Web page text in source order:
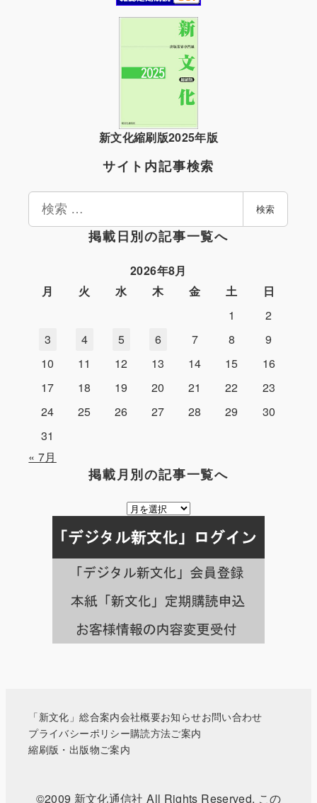
新文化縮刷版2025年版
サイト内記事検索
検
検索
掲載日別の記事一覧へ
2026年8月
月
火 水 木 金 土
日
1
2
3
4 5 6 7 8
9
10
11 12 13 14 15
16
17
18 19 20 21 22
23
24
25 26 27 28 29
30
31
« 7月
掲載月別の記事一覧へ
掲
月
別
の
事
一
覧
「新文化」総合案内会社概要お知らせお問い合わせ
プライバシーポリシー購読方法ご案内
縮刷版・出版物ご案内
©2009 新文化通信社 All Rights Reserved. この